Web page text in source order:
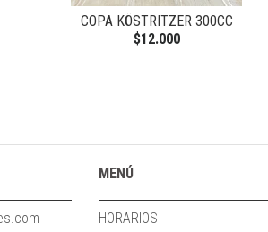
COPA KÖSTRITZER 300CC
$12.000
MENÚ
HORARIOS